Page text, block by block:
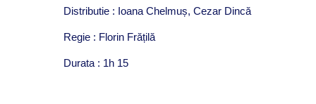
Distributie : Ioana Chelmuș, Cezar Dincă
Regie : Florin Frățilă
Durata : 1h 15